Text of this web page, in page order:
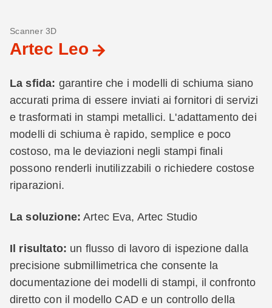
Scanner 3D
Artec Leo
La sfida: garantire che i modelli di schiuma siano
accurati prima di essere inviati ai fornitori di servizi
e trasformati in stampi metallici. L'adattamento dei
modelli di schiuma è rapido, semplice e poco
costoso, ma le deviazioni negli stampi finali
possono renderli inutilizzabili o richiedere costose
riparazioni.
La soluzione: Artec Eva, Artec Studio
Il risultato: un flusso di lavoro di ispezione dalla
precisione submillimetrica che consente la
documentazione dei modelli di stampi, il confronto
diretto con il modello CAD e un controllo della